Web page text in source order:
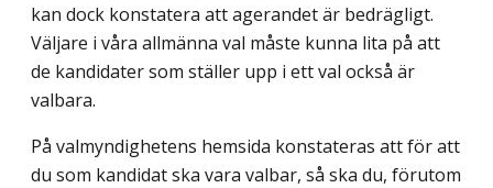
kan dock konstatera att agerandet är bedrägligt.
Väljare i våra allmänna val måste kunna lita på att
de kandidater som ställer upp i ett val också är
valbara.
På valmyndighetens hemsida konstateras att för att
du som kandidat ska vara valbar, så ska du, förutom